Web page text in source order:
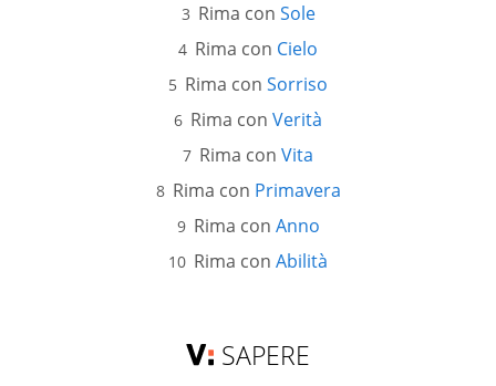
Rima con Sole
Rima con Cielo
Rima con Sorriso
Rima con Verità
Rima con Vita
Rima con Primavera
Rima con Anno
Rima con Abilità
SAPERE